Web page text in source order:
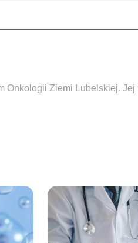
Onkologii Ziemi Lubelskiej.